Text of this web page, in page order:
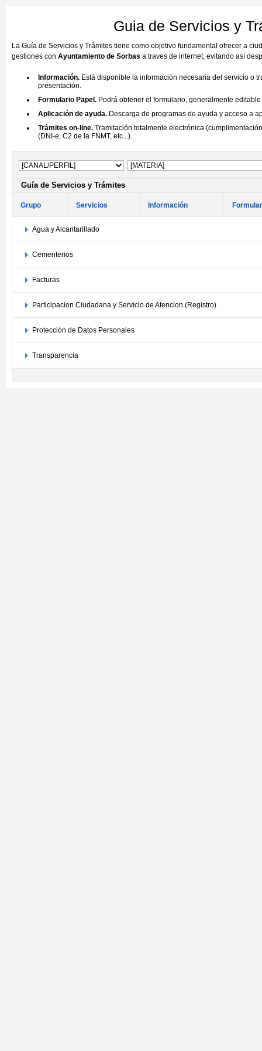
Guia de Servicios y
La Guía de Servicios y Trámites tiene como objetivo fundamental ofrecer a
gestiones con Ayuntamiento de Sorbas a traves de internet, evitando así
Información. Está disponible la información necesaria del servicio o
presentación.
Formulario Papel. Podrá obtener el formulario, generalmente
Aplicación de ayuda. Descarga de programas de ayuda y acceso a
Trámites on-line. Tramitación totalmente electrónica
(DNI-e, C2 de la FNMT, etc...).
Guía de Servicios y Trámites
Grupo Servicios Información
Agua y Alcantarillado
Cementerios
Facturas
Participacion Ciudadana y Servicio de Atencion (Registro)
Protección de Datos Personales
Transparencia